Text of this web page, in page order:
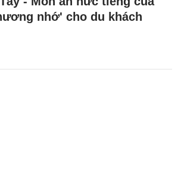
nhớ' cho du khách